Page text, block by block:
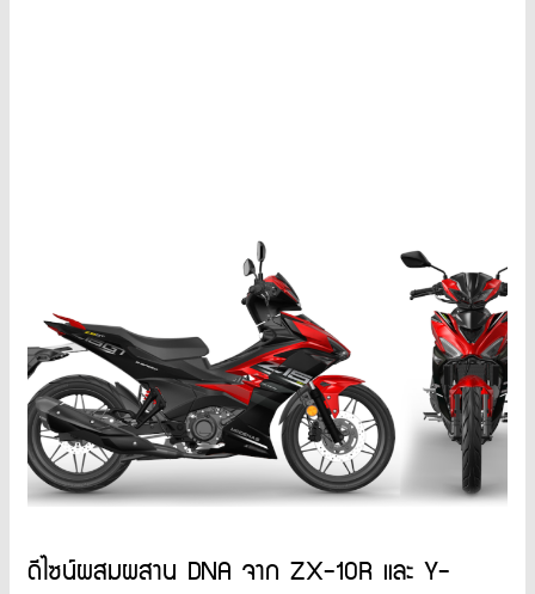
ดีไซน์ผสมผสาน DNA จาก ZX-10R และ Y-